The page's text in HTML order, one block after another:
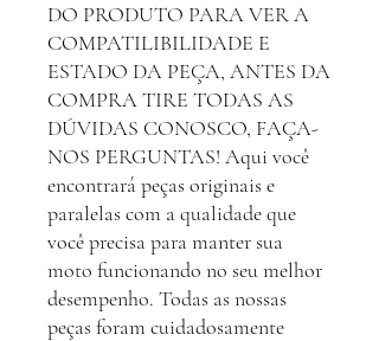
DO PRODUTO PARA VER A
COMPATILIBILIDADE E
ESTADO DA PEÇA, ANTES DA
COMPRA TIRE TODAS AS
DÚVIDAS CONOSCO, FAÇA-
NOS PERGUNTAS! Aqui você
encontrará peças originais e
paralelas com a qualidade que
você precisa para manter sua
moto funcionando no seu melhor
desempenho. Todas as nossas
peças foram cuidadosamente